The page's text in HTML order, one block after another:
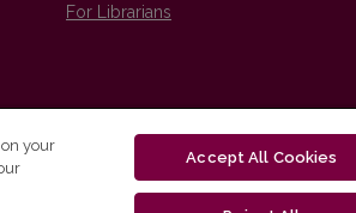
For Librarians
your
Accept All Cookies